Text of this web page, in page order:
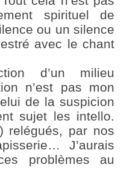
spirituel de
ou un silence
avec le chant
d’un milieu
n’est pas mon
de la suspicion
sujet les intello.
relégués, par nos
J’aurais
problèmes au